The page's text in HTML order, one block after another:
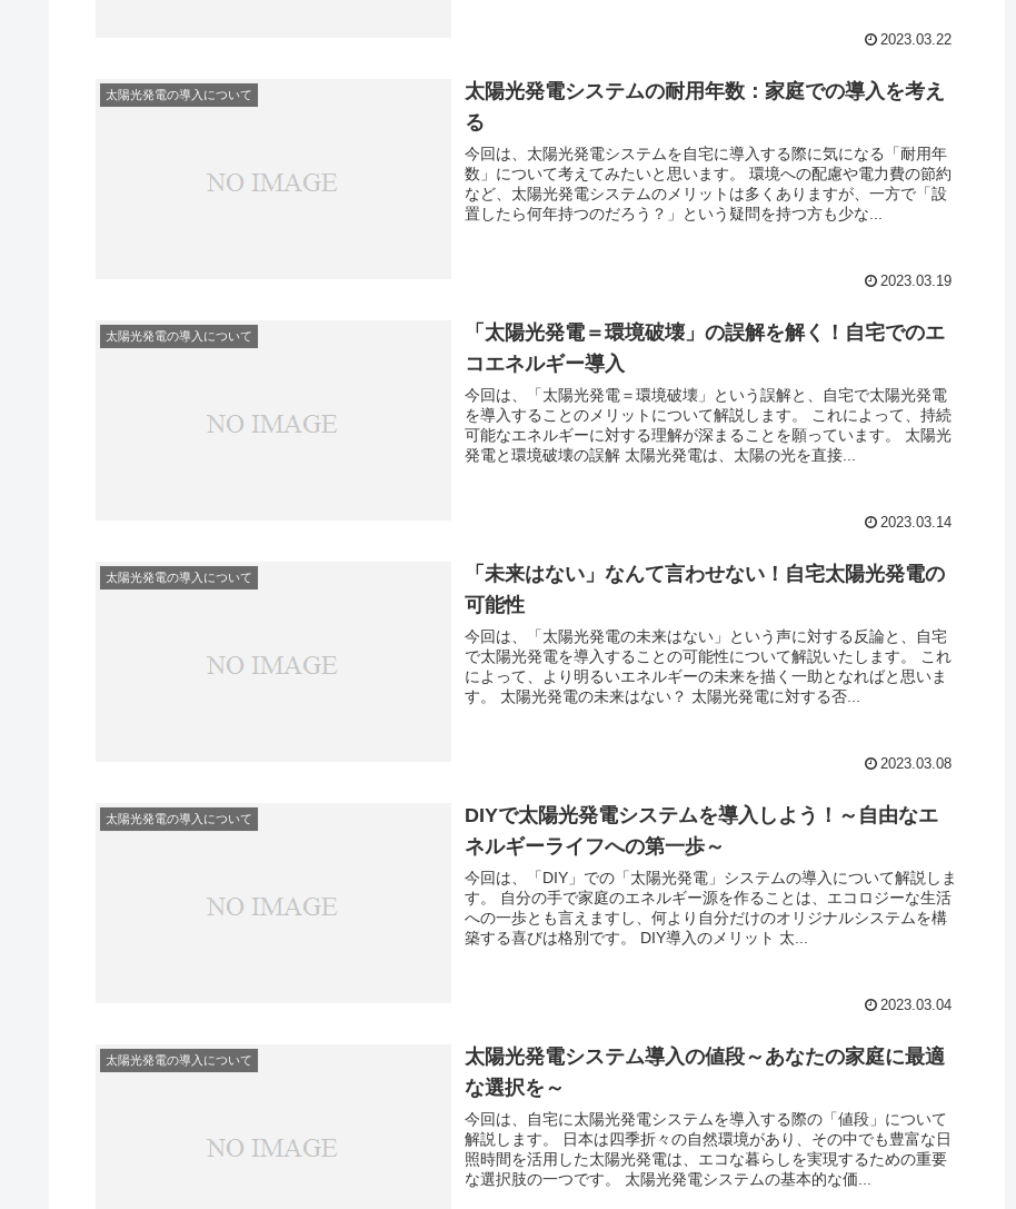
2023.03.22
太陽光発電の導入について
太陽光発電システムの耐用年数：家庭での導入を考え
る
今回は、太陽光発電システムを自宅に導入する際に気になる「耐用年
数」について考えてみたいと思います。 環境への配慮や電力費の節約
など、太陽光発電システムのメリットは多くありますが、一方で「設
置したら何年持つのだろう？」という疑問を持つ方も少な...
2023.03.19
太陽光発電の導入について
「太陽光発電＝環境破壊」の誤解を解く！自宅でのエ
コエネルギー導入
今回は、「太陽光発電＝環境破壊」という誤解と、自宅で太陽光発電
を導入することのメリットについて解説します。 これによって、持続
可能なエネルギーに対する理解が深まることを願っています。 太陽光
発電と環境破壊の誤解 太陽光発電は、太陽の光を直接...
2023.03.14
太陽光発電の導入について
「未来はない」なんて言わせない！自宅太陽光発電の
可能性
今回は、「太陽光発電の未来はない」という声に対する反論と、自宅
で太陽光発電を導入することの可能性について解説いたします。 これ
によって、より明るいエネルギーの未来を描く一助となればと思いま
す。 太陽光発電の未来はない？ 太陽光発電に対する否...
2023.03.08
太陽光発電の導入について
DIYで太陽光発電システムを導入しよう！～自由なエ
ネルギーライフへの第一歩～
今回は、「DIY」での「太陽光発電」システムの導入について解説しま
す。 自分の手で家庭のエネルギー源を作ることは、エコロジーな生活
への一歩とも言えますし、何より自分だけのオリジナルシステムを構
築する喜びは格別です。 DIY導入のメリット 太...
2023.03.04
太陽光発電の導入について
太陽光発電システム導入の値段～あなたの家庭に最適
な選択を～
今回は、自宅に太陽光発電システムを導入する際の「値段」について
解説します。 日本は四季折々の自然環境があり、その中でも豊富な日
照時間を活用した太陽光発電は、エコな暮らしを実現するための重要
な選択肢の一つです。 太陽光発電システムの基本的な価...